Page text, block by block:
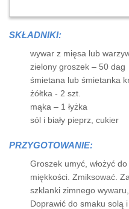
SKŁADNIKI:
wywar z mięsa lub
zielony groszek – 50 dag
śmietana lub śmietanka
żółtka - 2 szt.
mąka – 1 łyżka
sól i biały pieprz, cukier
PRZYGOTOWANIE:
Groszek umyć, włożyć
miękkości. Zmiksować.
szklanki zimnego
Doprawić do smaku solą